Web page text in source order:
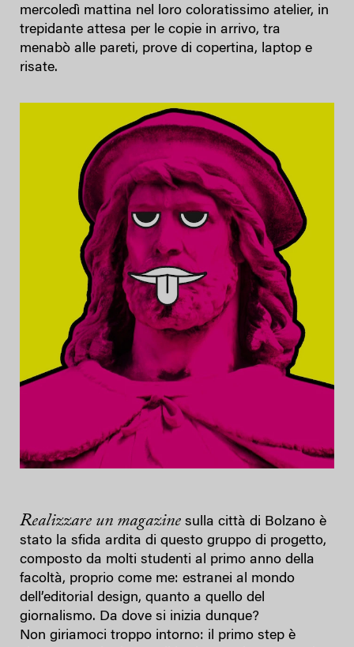
mercoledì mattina nel loro coloratissimo atelier, in
trepidante attesa per le copie in arrivo, tra
menabò alle pareti, prove di copertina, laptop e
risate.
Realizzare un magazine sulla città di Bolzano è
stato la sfida ardita di questo gruppo di progetto,
composto da molti studenti al primo anno della
facoltà, proprio come me: estranei al mondo
dell’editorial design, quanto a quello del
giornalismo. Da dove si inizia dunque?
Non giriamoci troppo intorno: il primo step è